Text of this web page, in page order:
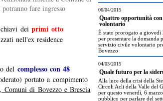
fare ingresso
chiavi deiprimi otto
nell'ex residence
del complesso con 48
portato a compimento
Comuni di Bovezzo e Brescia
06/04/2015
Quattro opportunità con
volontario
È stato prorogato a
per presentare la domanda
servizio civile volontario
Bovezzo
04/03/2015
Quale futuro per la
Alla luce della crisi della
Circoli Acli della Valle del
per questo venerdì, 6
pubblico per parlare del